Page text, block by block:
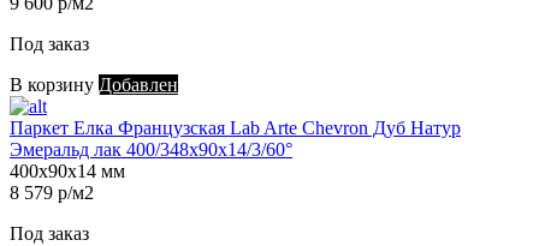
Под заказ
В корзину Добавлен
Паркет Елка Французская Lab Arte Chevron Дуб Натур
Эмеральд лак 400/348х90х14/3/60°
400х90х14 мм
8 579 р/м2
Под заказ